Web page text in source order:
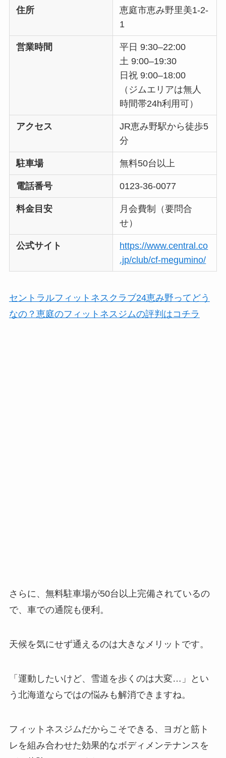
住所
恵庭市恵み野里美1-2-
1
営業時間
平日 9:30–22:00
土 9:00–19:30
日祝 9:00–18:00
（ジムエリアは無人
時間帯24h利用可）
アクセス
JR恵み野駅から徒歩5
分
駐車場 無料50台以上
電話番号 0123-36-0077
料金目安
月会費制（要問合
せ）
公式サイト
https://www.central.co
.jp/club/cf-megumino/
セントラルフィットネスクラブ24恵み野ってどう
なの？恵庭のフィットネスジムの評判はコチラ
さらに、無料駐車場が50台以上完備されているの
で、車での通院も便利。
天候を気にせず通えるのは大きなメリットです。
「運動したいけど、雪道を歩くのは大変…」とい
う北海道ならではの悩みも解消できますね。
フィットネスジムだからこそできる、ヨガと筋ト
レを組み合わせた効果的なボディメンテナンスを